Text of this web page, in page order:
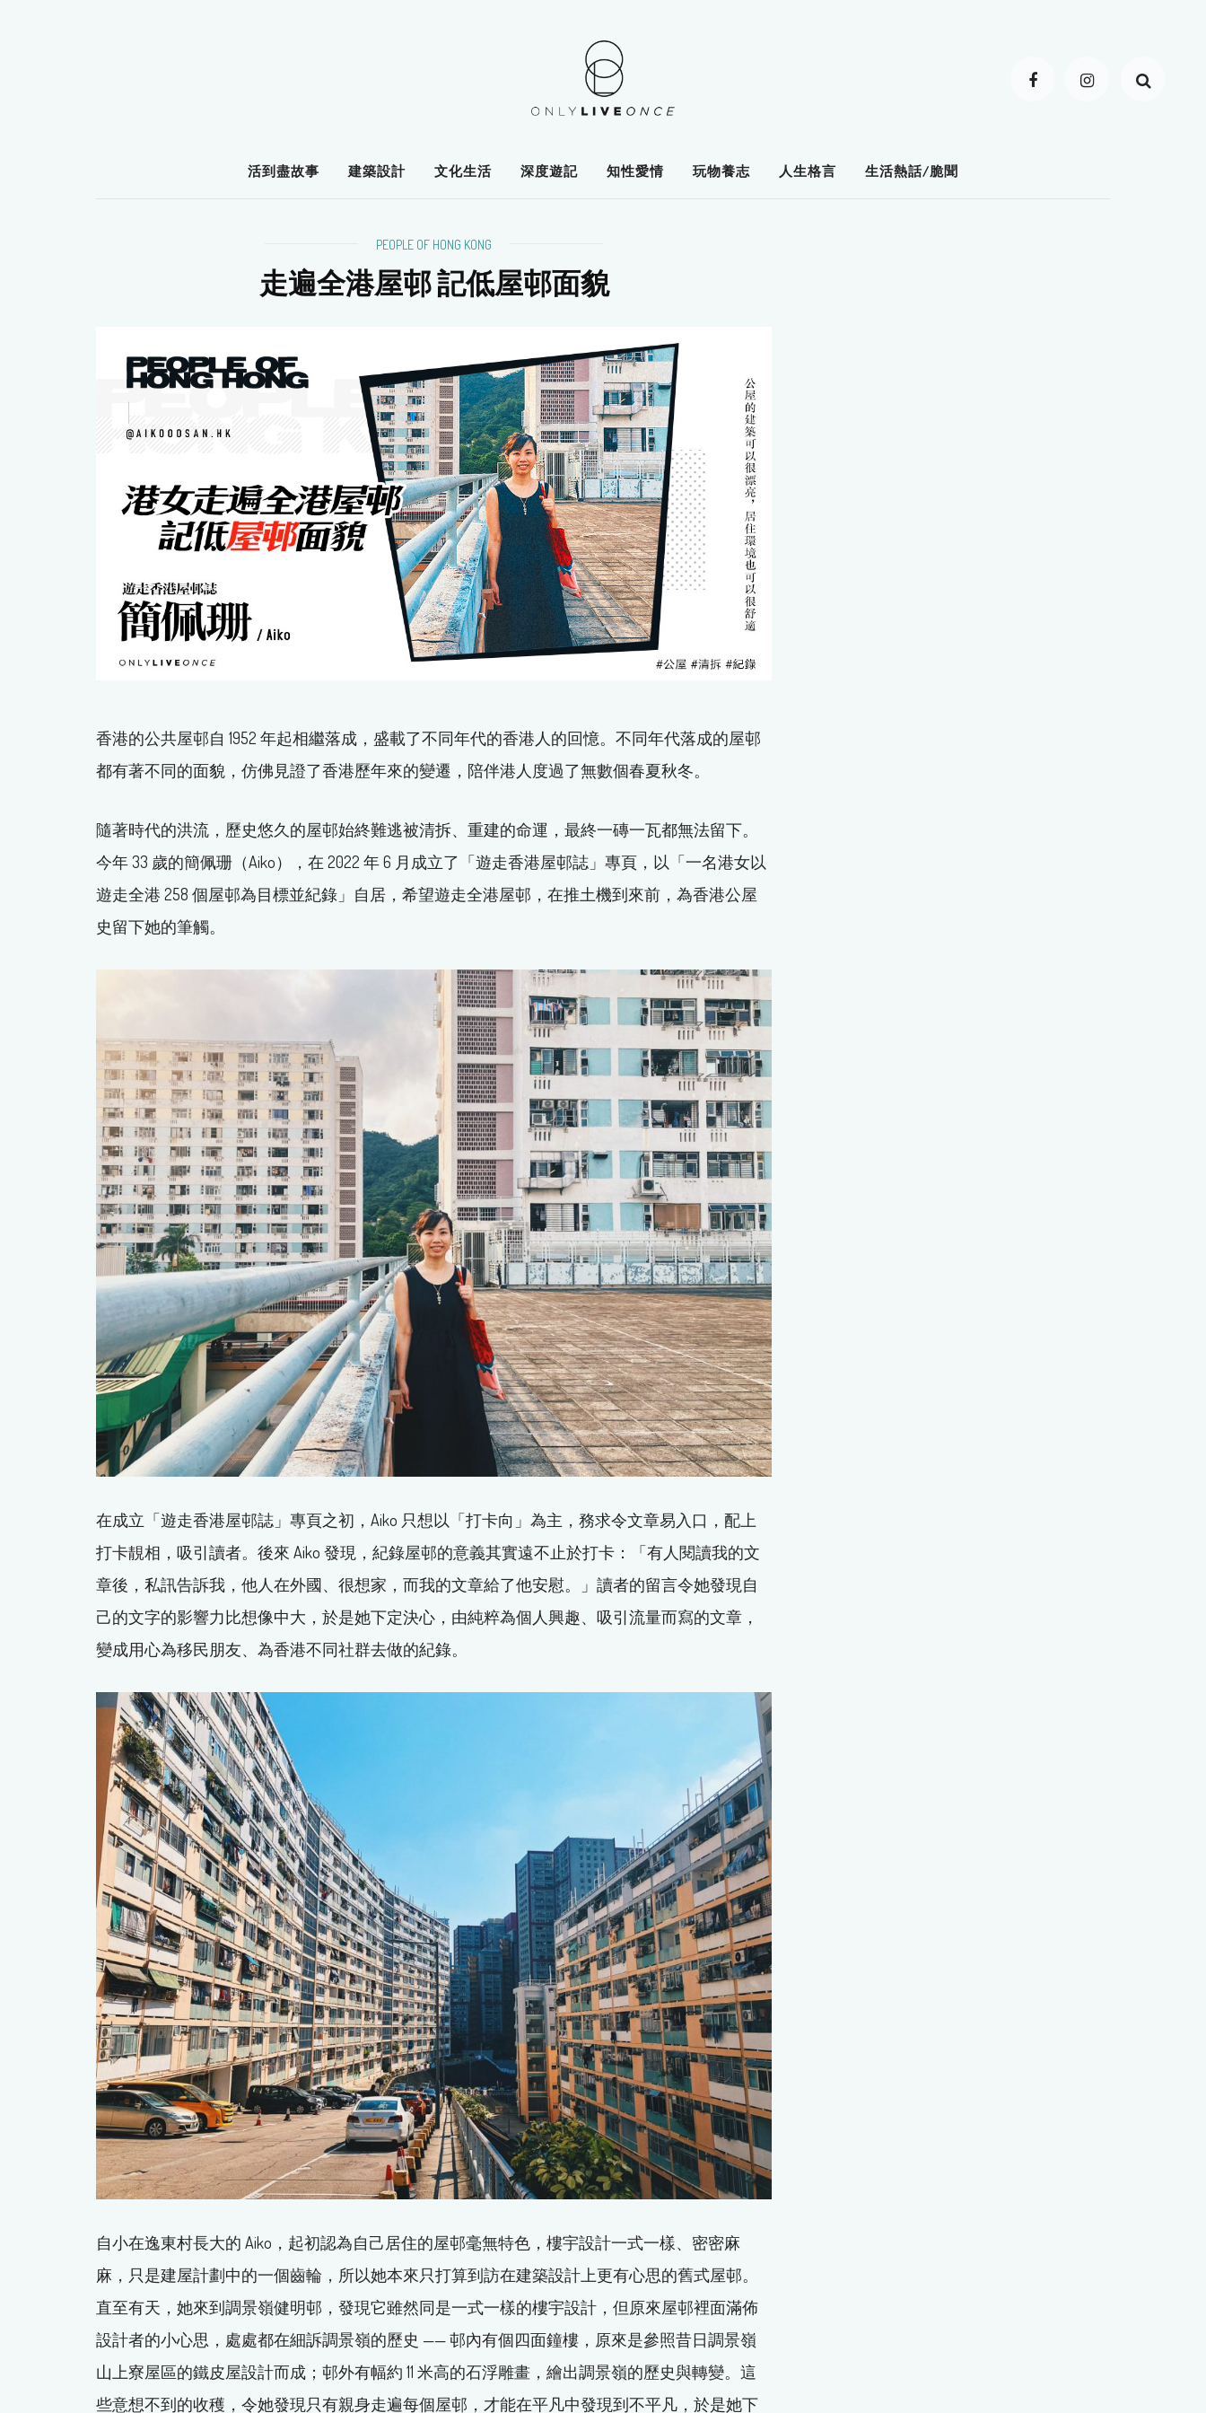
活到盡故事 建築設計 文化生活 深度遊記 知性愛情 玩物養志 人生格言 生活熱話/脆聞
PEOPLE OF HONG KONG
走遍全港屋邨 記低屋邨面貌
香港的公共屋邨自 1952 年起相繼落成，盛載了不同年代的香港人的回憶。不同年代落成的屋邨
都有著不同的面貌，仿佛見證了香港歷年來的變遷，陪伴港人度過了無數個春夏秋冬。
隨著時代的洪流，歷史悠久的屋邨始終難逃被清拆、重建的命運，最終一磚一瓦都無法留下。
今年 33 歲的簡佩珊（Aiko），在 2022 年 6 月成立了「遊走香港屋邨誌」專頁，以「一名港女以
遊走全港 258 個屋邨為目標並紀錄」自居，希望遊走全港屋邨，在推土機到來前，為香港公屋
史留下她的筆觸。
在成立「遊走香港屋邨誌」專頁之初，Aiko 只想以「打卡向」為主，務求令文章易入口，配上
打卡靚相，吸引讀者。後來 Aiko 發現，紀錄屋邨的意義其實遠不止於打卡：「有人閱讀我的文
章後，私訊告訴我，他人在外國、很想家，而我的文章給了他安慰。」讀者的留言令她發現自
己的文字的影響力比想像中大，於是她下定決心，由純粹為個人興趣、吸引流量而寫的文章，
變成用心為移民朋友、為香港不同社群去做的紀錄。
自小在逸東村長大的 Aiko，起初認為自己居住的屋邨毫無特色，樓宇設計一式一樣、密密麻
麻，只是建屋計劃中的一個齒輪，所以她本來只打算到訪在建築設計上更有心思的舊式屋邨。
直至有天，她來到調景嶺健明邨，發現它雖然同是一式一樣的樓宇設計，但原來屋邨裡面滿佈
設計者的小心思，處處都在細訴調景嶺的歷史 —— 邨內有個四面鐘樓，原來是參照昔日調景嶺
山上寮屋區的鐵皮屋設計而成；邨外有幅約 11 米高的石浮雕畫，繪出調景嶺的歷史與轉變。這
些意想不到的收穫，令她發現只有親身走遍每個屋邨，才能在平凡中發現到不平凡，於是她下